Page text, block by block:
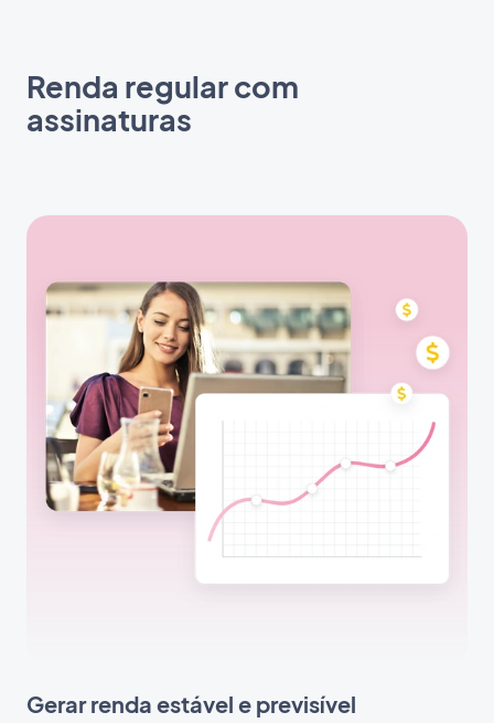
Renda regular com
assinaturas
Gerar renda estável e previsível